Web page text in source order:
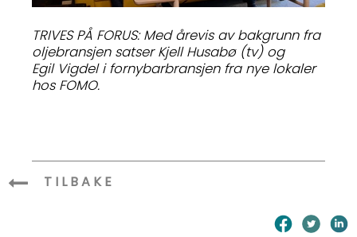
TRIVES PÅ FORUS: Med årevis av bakgrunn fra
oljebransjen satser Kjell Husabø (tv) og
Egil Vigdel i fornybarbransjen fra nye lokaler
hos FOMO.
TILBAKE